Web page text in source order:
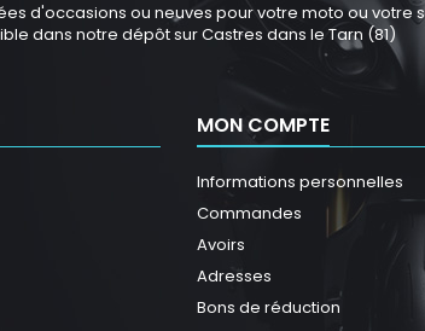
d'occasions ou neuves pour votre moto ou
dans notre dépôt sur Castres dans le Tarn (81)
MON COMPTE
Informations personnelles
Commandes
Avoirs
Adresses
Bons de réduction